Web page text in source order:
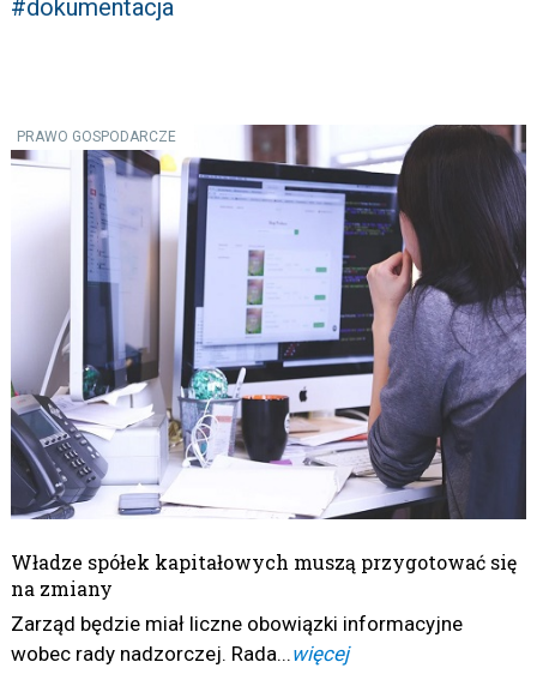
#dokumentacja
PRAWO GOSPODARCZE
Władze spółek kapitałowych muszą przygotować się
na zmiany
Zarząd będzie miał liczne obowiązki informacyjne
wobec rady nadzorczej. Rada...więcej